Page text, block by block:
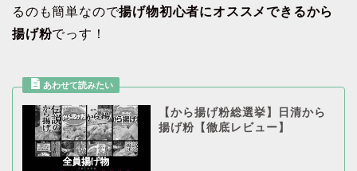
るのも簡単なので揚げ物初心者にオススメできるから
揚げ粉でっす！
【から揚げ粉総選挙】日清から
揚げ粉【徹底レビュー】